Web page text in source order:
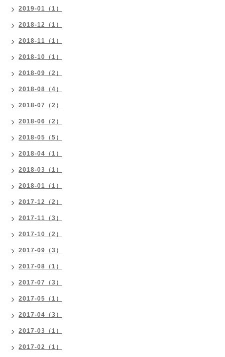
2019-01（1）
2018-12（1）
2018-11（1）
2018-10（1）
2018-09（2）
2018-08（4）
2018-07（2）
2018-06（2）
2018-05（5）
2018-04（1）
2018-03（1）
2018-01（1）
2017-12（2）
2017-11（3）
2017-10（2）
2017-09（3）
2017-08（1）
2017-07（3）
2017-05（1）
2017-04（3）
2017-03（1）
2017-02（1）